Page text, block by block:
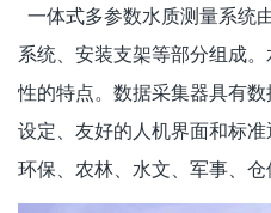
一体式多参数水质测量系统
系统、安装支架等部分组成
性的特点。数据采集器具有
设定、友好的人机界面和标准
环保、农林、水文、军事、仓